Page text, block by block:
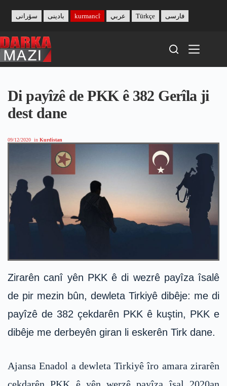
content
بادینی سۆرانی kurmancî عربي Türkçe فارسی
Di payîzê de PKK ê 382 Gerîla ji
dest dane
09/12/2020 in Kurdistan
Zirarên canî yên PKK ê di wezrê payîza îsalê
de pir mezin bûn, dewleta Tirkiyê dibêje: me di
payîzê de 382 çekdarên PKK ê kuştin, PKK e
dibêje me derbeyên giran li eskerên Tirk dane.
Ajansa Enadol a dewleta Tirkiyê îro amara zirarên